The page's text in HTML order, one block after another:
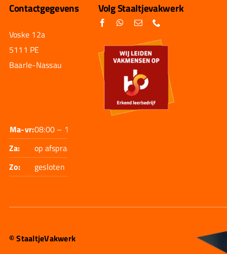
Contactgegevens
Voske 12a
5111 PE
Baarle-Nassau
Ma-vr:08:00 – 17:30
Za:
op afspraak
Zo:
gesloten
Volg Staaltjevakwerk
© StaaltjeVakwerk